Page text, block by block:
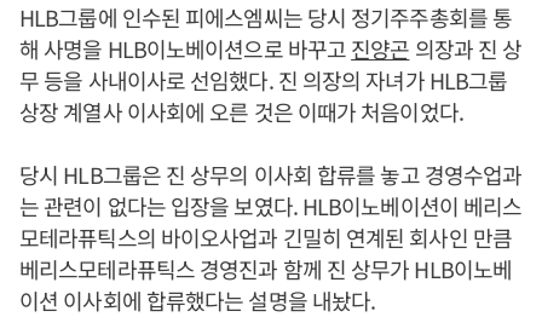
HLB그룹에 인수된 피에스엠씨는 당시 정기주주총회를 통
해 사명을 HLB이노베이션으로 바꾸고진양곤 의장과 진 상
무 등을 사내이사로 선임했다. 진 의장의 자녀가 HLB그룹
상장 계열사 이사회에 오른 것은 이때가 처음이었다.
당시 HLB그룹은 진 상무의 이사회 합류를 놓고 경영수업과
는 관련이 없다는 입장을 보였다. HLB이노베이션이 베리스
모테라퓨틱스의 바이오사업과 긴밀히 연계된 회사인 만큼
베리스모테라퓨틱스 경영진과 함께 진 상무가 HLB이노베
이션 이사회에 합류했다는 설명을 내놨다.